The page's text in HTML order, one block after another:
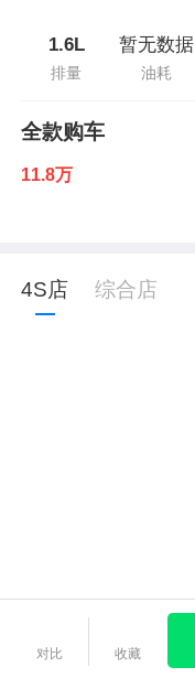
1.6L
排量
暂无数据
油耗
全款购车
11.8万
4S店 综合店
对比 收藏